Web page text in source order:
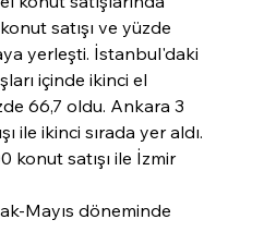
satışı ve yüzde
yerleşti. İstanbul'daki
içinde ikinci el
66,7 oldu. Ankara 3
ile ikinci sırada yer aldı.
konut satışı ile İzmir
Mayıs döneminde